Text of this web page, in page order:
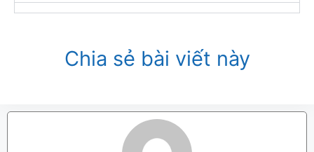
Chia sẻ bài viết này